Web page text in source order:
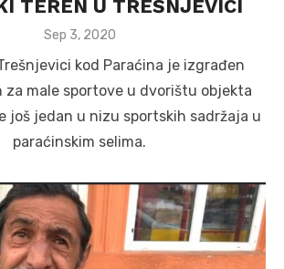
TEREN U TREŠNJEVICI
Posted
Sep 3, 2020
kod Paraćina je izgrađen
za male sportove u dvorištu objekta
još jedan u nizu sportskih sadržaja u
paraćinskim selima.